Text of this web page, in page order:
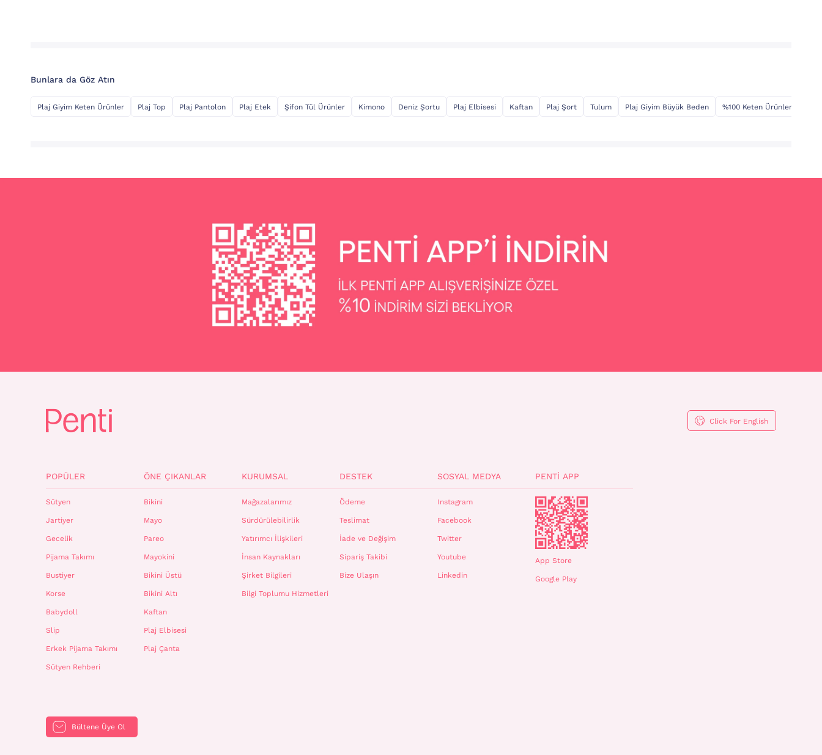
Bunlara da Göz Atın
Plaj Giyim Keten Ürünler Plaj Top Plaj Pantolon Plaj Etek Şifon Tül Ürünler Kimono Deniz Şortu Plaj Elbisesi Kaftan Plaj Şort Tulum Plaj Giyim Büyük Beden %100 Keten Ürünler
Click For English
POPÜLER
Sütyen
Jartiyer
Gecelik
Pijama Takımı
Bustiyer
Korse
Babydoll
Slip
Erkek Pijama Takımı
Sütyen Rehberi
ÖNE ÇIKANLAR
Bikini
Mayo
Pareo
Mayokini
Bikini Üstü
Bikini Altı
Kaftan
Plaj Elbisesi
Plaj Çanta
KURUMSAL
Mağazalarımız
Sürdürülebilirlik
Yatırımcı İlişkileri
İnsan Kaynakları
Şirket Bilgileri
Bilgi Toplumu Hizmetleri
DESTEK
Ödeme
Teslimat
İade ve Değişim
Sipariş Takibi
Bize Ulaşın
SOSYAL MEDYA
Instagram
Facebook
Twitter
Youtube
Linkedin
PENTI APP
App Store
Google Play
Bültene Üye Ol